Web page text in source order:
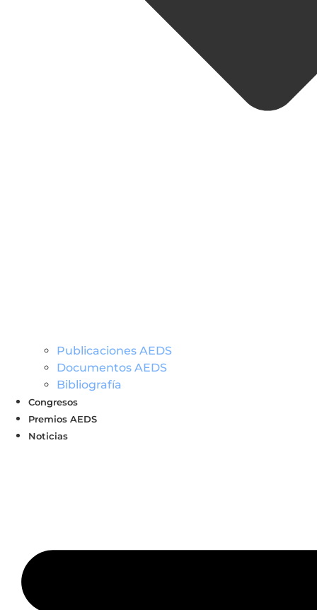
Publicaciones AEDS
Documentos AEDS
Bibliografía
Congresos
Premios AEDS
Noticias